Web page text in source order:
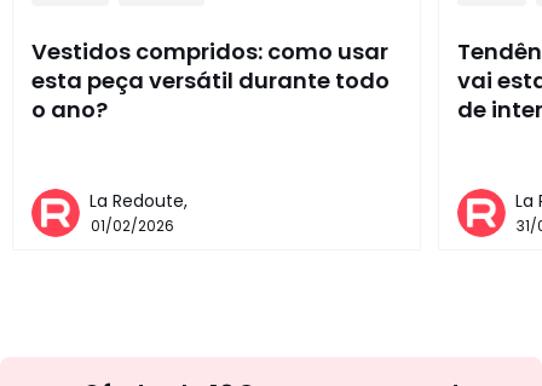
Vestidos compridos: como usar
esta peça versátil durante todo
o ano?
La Redoute,
01/02/2026
vai
de
La